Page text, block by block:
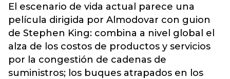
El escenario de vida actual parece una
película dirigida por Almodovar con guion
de Stephen King: combina a nivel global el
alza de los costos de productos y servicios
por la congestión de cadenas de
suministros; los buques atrapados en los